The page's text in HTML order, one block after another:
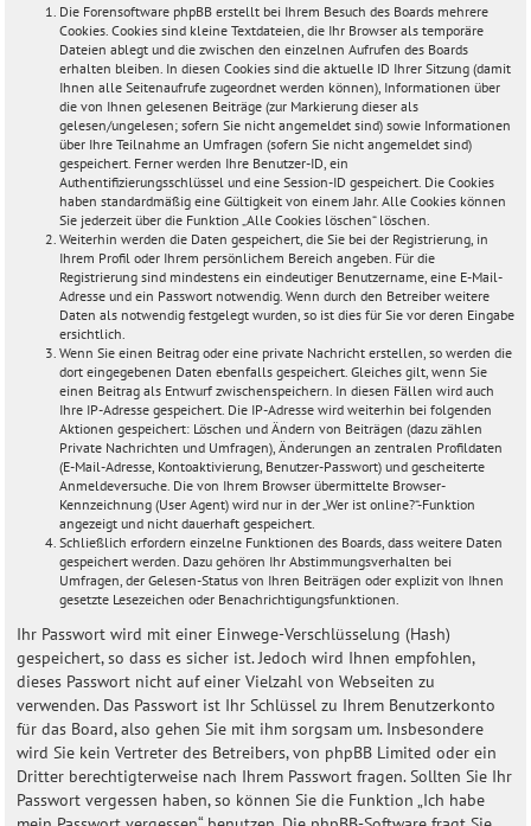
Die Forensoftware phpBB erstellt bei Ihrem Besuch des Boards mehrere
Cookies. Cookies sind kleine Textdateien, die Ihr Browser als temporäre
Dateien ablegt und die zwischen den einzelnen Aufrufen des Boards
erhalten bleiben. In diesen Cookies sind die aktuelle ID Ihrer Sitzung (damit
Ihnen alle Seitenaufrufe zugeordnet werden können), Informationen über
die von Ihnen gelesenen Beiträge (zur Markierung dieser als
gelesen/ungelesen; sofern Sie nicht angemeldet sind) sowie Informationen
über Ihre Teilnahme an Umfragen (sofern Sie nicht angemeldet sind)
gespeichert. Ferner werden Ihre Benutzer-ID, ein
Authentifizierungsschlüssel und eine Session-ID gespeichert. Die Cookies
haben standardmäßig eine Gültigkeit von einem Jahr. Alle Cookies können
Sie jederzeit über die Funktion „Alle Cookies löschen“ löschen.
Weiterhin werden die Daten gespeichert, die Sie bei der Registrierung, in
Ihrem Profil oder Ihrem persönlichem Bereich angeben. Für die
Registrierung sind mindestens ein eindeutiger Benutzername, eine E-Mail-
Adresse und ein Passwort notwendig. Wenn durch den Betreiber weitere
Daten als notwendig festgelegt wurden, so ist dies für Sie vor deren Eingabe
ersichtlich.
Wenn Sie einen Beitrag oder eine private Nachricht erstellen, so werden die
dort eingegebenen Daten ebenfalls gespeichert. Gleiches gilt, wenn Sie
einen Beitrag als Entwurf zwischenspeichern. In diesen Fällen wird auch
Ihre IP-Adresse gespeichert. Die IP-Adresse wird weiterhin bei folgenden
Aktionen gespeichert: Löschen und Ändern von Beiträgen (dazu zählen
Private Nachrichten und Umfragen), Änderungen an zentralen Profildaten
(E-Mail-Adresse, Kontoaktivierung, Benutzer-Passwort) und gescheiterte
Anmeldeversuche. Die von Ihrem Browser übermittelte Browser-
Kennzeichnung (User Agent) wird nur in der „Wer ist online?“-Funktion
angezeigt und nicht dauerhaft gespeichert.
Schließlich erfordern einzelne Funktionen des Boards, dass weitere Daten
gespeichert werden. Dazu gehören Ihr Abstimmungsverhalten bei
Umfragen, der Gelesen-Status von Ihren Beiträgen oder explizit von Ihnen
gesetzte Lesezeichen oder Benachrichtigungsfunktionen.
Ihr Passwort wird mit einer Einwege-Verschlüsselung (Hash)
gespeichert, so dass es sicher ist. Jedoch wird Ihnen empfohlen,
dieses Passwort nicht auf einer Vielzahl von Webseiten zu
verwenden. Das Passwort ist Ihr Schlüssel zu Ihrem Benutzerkonto
für das Board, also gehen Sie mit ihm sorgsam um. Insbesondere
wird Sie kein Vertreter des Betreibers, von phpBB Limited oder ein
Dritter berechtigterweise nach Ihrem Passwort fragen. Sollten Sie Ihr
Passwort vergessen haben, so können Sie die Funktion „Ich habe